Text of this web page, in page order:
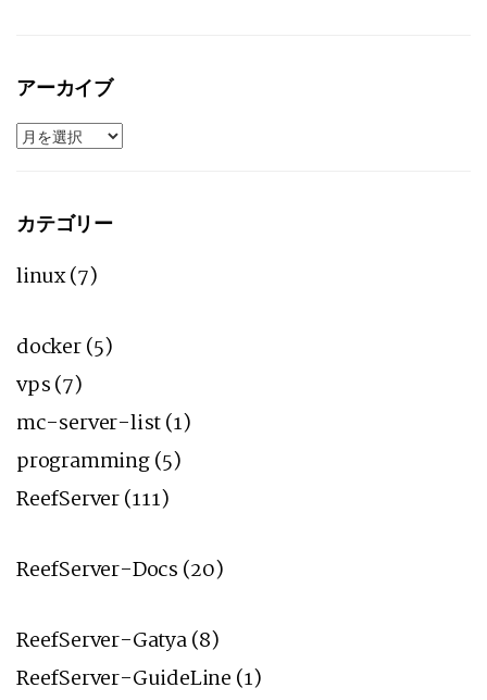
アーカイブ
ア
ー
ブ
カテゴリー
linux(7)
docker(5)
vps(7)
mc-server-list(1)
programming(5)
ReefServer(111)
ReefServer-Docs (20)
ReefServer-Gatya(8)
ReefServer-GuideLine (1)